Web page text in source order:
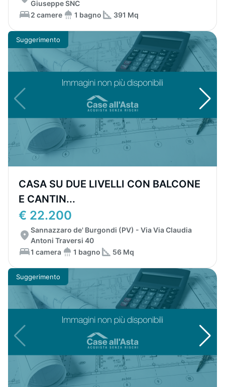
Giuseppe SNC
2 camere
1 bagno 391 Mq
Suggerimento
CASA SU DUE LIVELLI CON BALCONE
E CANTIN...
€ 22.200
Sannazzaro de' Burgondi (PV) - Via Via Claudia
Antoni Traversi 40
1 camera
1 bagno 56 Mq
Suggerimento